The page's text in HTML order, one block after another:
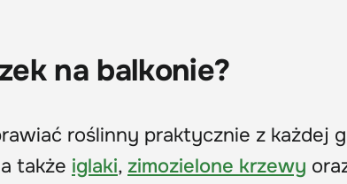
na balkonie?
roślinny praktycznie z każdej
także iglaki, zimozielone krzewy